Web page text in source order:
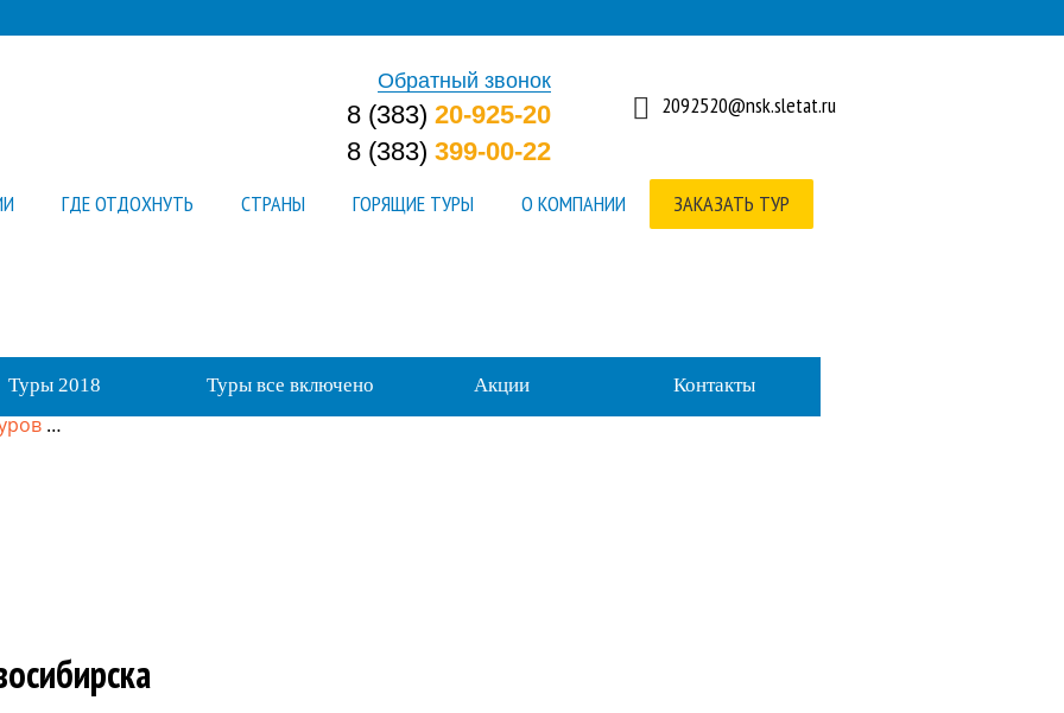
Обратный звонок
8 (383) 20-925-20
8 (383) 399-00-22
2092520@nsk.sletat.ru
ГДЕ ОТДОХНУТЬ СТРАНЫ ГОРЯЩИЕ ТУРЫ О КОМПАНИИ ЗАКАЗАТЬ ТУР
Туры 2018 Туры все включено Акции Контакты
…